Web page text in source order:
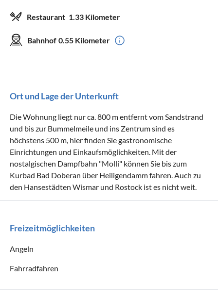
Restaurant 1.33 Kilometer
Bahnhof 0.55 Kilometer
Ort und Lage der Unterkunft
Die Wohnung liegt nur ca. 800 m entfernt vom Sandstrand
und bis zur Bummelmeile und ins Zentrum sind es
höchstens 500 m, hier finden Sie gastronomische
Einrichtungen und Einkaufsmöglichkeiten. Mit der
nostalgischen Dampfbahn "Molli" können Sie bis zum
Kurbad Bad Doberan über Heiligendamm fahren. Auch zu
den Hansestädten Wismar und Rostock ist es nicht weit.
Freizeitmöglichkeiten
Angeln
Fahrradfahren